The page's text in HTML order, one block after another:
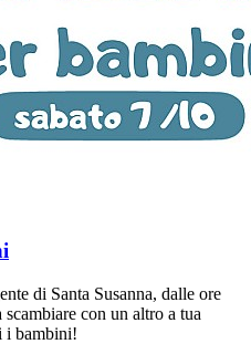
di Santa Susanna, dalle ore
con un altro a tua
i bambini!